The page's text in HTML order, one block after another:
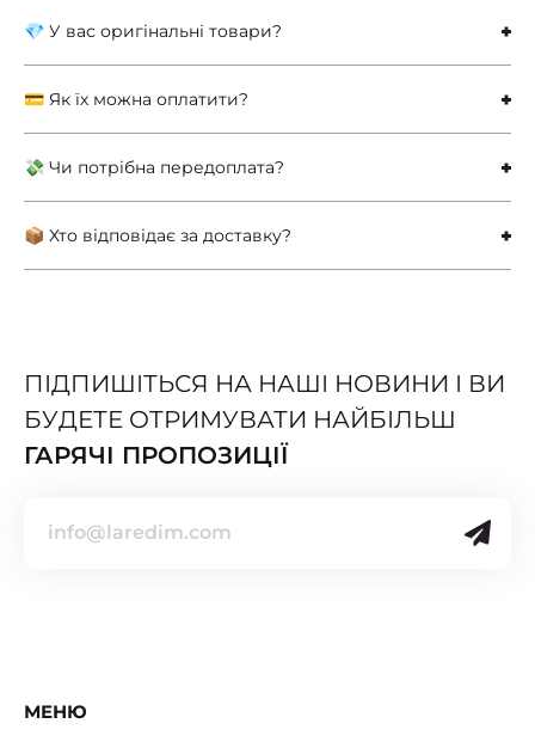
💎 У вас оригінальні товари?
💳 Як їх можна оплатити?
💸 Чи потрібна передоплата?
📦 Хто відповідає за доставку?
ПІДПИШІТЬСЯ НА НАШІ НОВИНИ І ВИ
БУДЕТЕ ОТРИМУВАТИ НАЙБІЛЬШ
ГАРЯЧІ ПРОПОЗИЦІЇ
МЕНЮ